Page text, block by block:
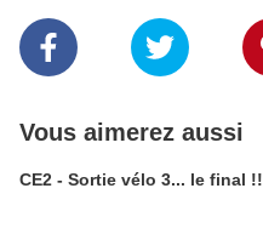
Vous aimerez aussi
CE2 - Sortie vélo 3... le final !!